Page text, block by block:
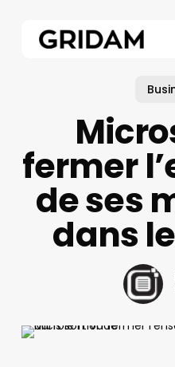
fermer
de ses
dans